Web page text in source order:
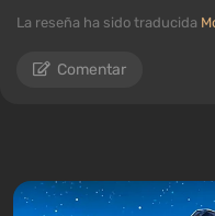
La reseña ha sido traducida
Comentar